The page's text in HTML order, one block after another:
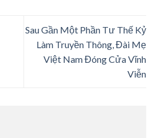
Sau Gần Một Phần Tư Thế Kỷ
Làm Truyền Thông, Đài Mẹ
Việt Nam Đóng Cửa Vĩnh
Viễn